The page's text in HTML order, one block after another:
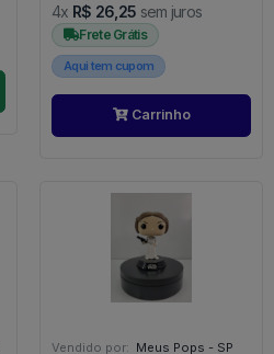
4x R$ 26,25 sem juros
Frete Grátis
Aqui tem cupom
Carrinho
Vendido por: Meus Pops - SP